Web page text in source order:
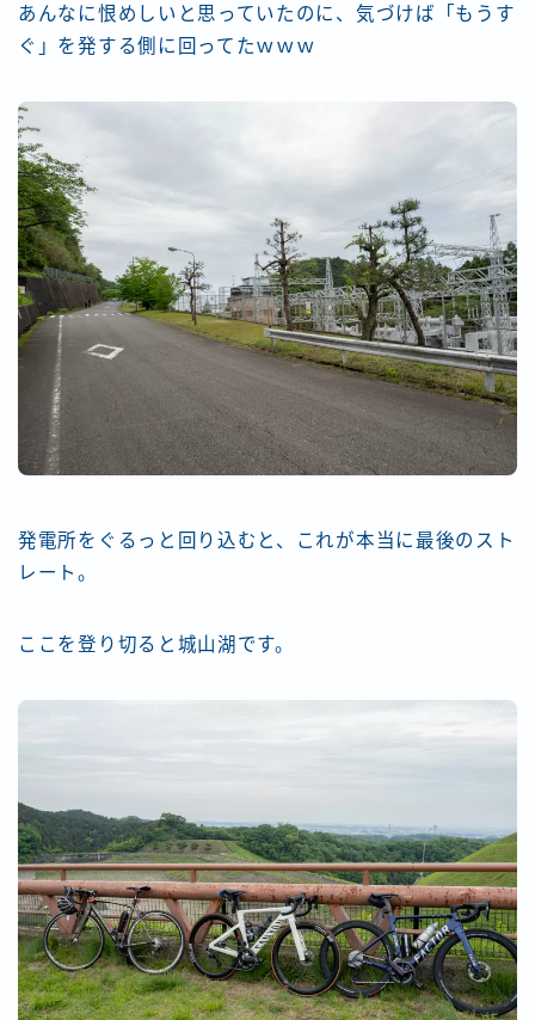
あんなに恨めしいと思っていたのに、気づけば「もうす
ぐ」を発する側に回ってたｗｗｗ
発電所をぐるっと回り込むと、これが本当に最後のスト
レート。
ここを登り切ると城山湖です。